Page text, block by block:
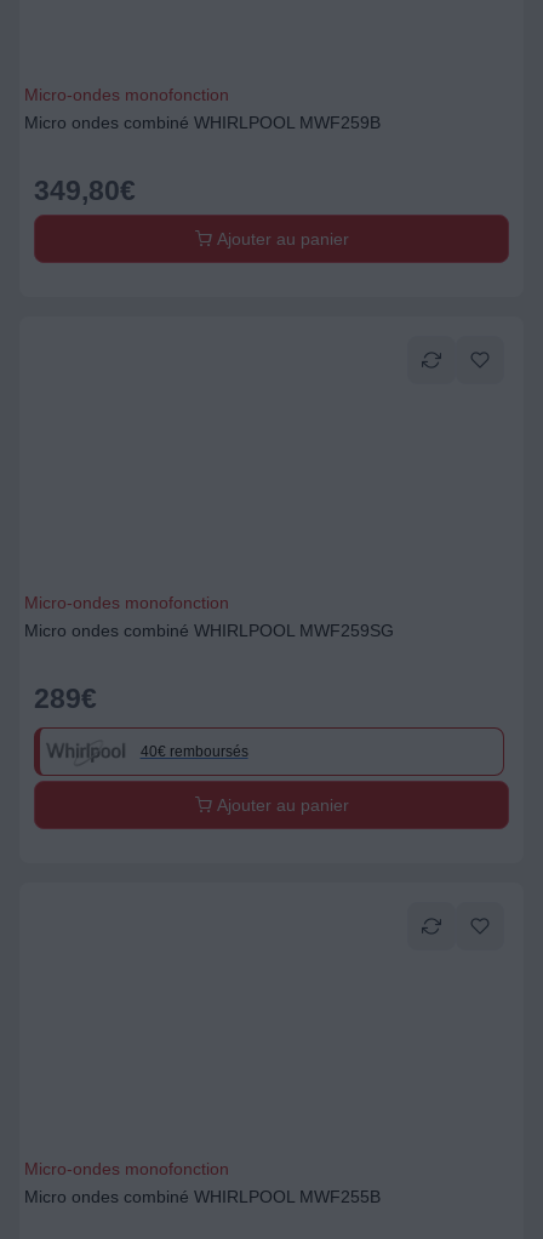
Micro-ondes monofonction
Micro ondes combiné WHIRLPOOL MWF259B
349,80€
Ajouter au panier
Micro-ondes monofonction
Micro ondes combiné WHIRLPOOL MWF259SG
289€
40€ remboursés
Ajouter au panier
Micro-ondes monofonction
Micro ondes combiné WHIRLPOOL MWF255B